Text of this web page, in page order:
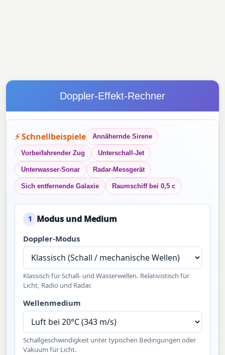
Doppler-Effekt-Rechner
⚡ Schnellbeispiele Annähernde Sirene
Vorbeifahrender Zug Unterschall-Jet
Unterwasser-Sonar Radar-Messgerät
Sich entfernende Galaxie Raumschiff bei 0,5 c
1 Modus und Medium
Doppler-Modus
Klassisch für Schall- und Wasserwellen. Relativistisch für
Licht, Radio und Radar.
Wellenmedium
Schallgeschwindigkeit unter typischen Bedingungen oder
Vakuum für Licht.